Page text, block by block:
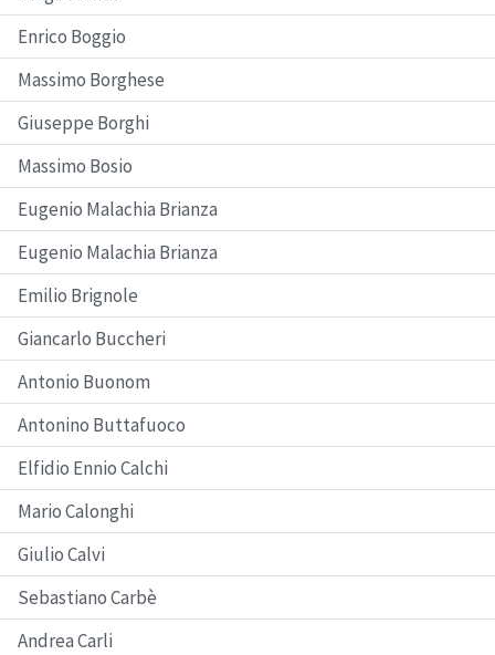
Enrico Boggio
Massimo Borghese
Giuseppe Borghi
Massimo Bosio
Eugenio Malachia Brianza
Eugenio Malachia Brianza
Emilio Brignole
Giancarlo Buccheri
Antonio Buonom
Antonino Buttafuoco
Elfidio Ennio Calchi
Mario Calonghi
Giulio Calvi
Sebastiano Carbè
Andrea Carli